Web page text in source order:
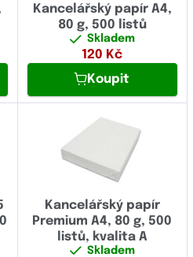
Kancelářský papír A4,
80 g, 500 listů
Skladem
120 Kč
Koupit
Kancelářský papír
Premium A4, 80 g, 500
listů, kvalita A
Skladem